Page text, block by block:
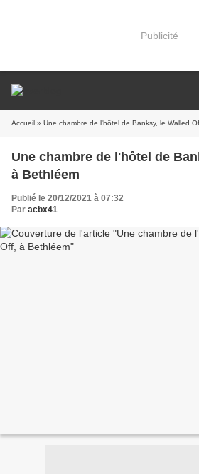
Publicité
Accueil » Une chambre de l'hôtel de Banksy, le Walled
Une chambre de l'hôtel de
à Bethléem
Publié le 20/12/2021 à 07:32
Par acbx41